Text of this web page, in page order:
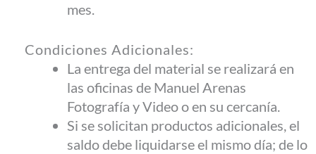
mes.
Condiciones Adicionales:
La entrega del material se realizará en
las oficinas de Manuel Arenas
Fotografía y Video o en su cercanía.
Si se solicitan productos adicionales, el
saldo debe liquidarse el mismo día; de lo